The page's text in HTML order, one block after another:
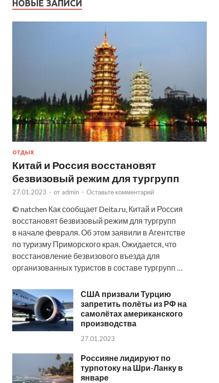
НОВЫЕ ЗАПИСИ
ОТДЫХ
Китай и Россия восстановят
безвизовый режим для тургрупп
27.01.2023 - от admin - Оставьте комментарий
© natchen Как сообщает Deita.ru, Китай и Россия
восстановят безвизовый режим для тургрупп
в начале февраля. Об этом заявили в Агентстве
по туризму Приморского края. Ожидается, что
восстановление безвизового въезда для
организованных туристов в составе тургрупп …
США призвали Турцию
запретить полёты из РФ на
самолётах американского
производства
27.01.2023
Россияне лидируют по
турпотоку на Шри-Ланку в
январе